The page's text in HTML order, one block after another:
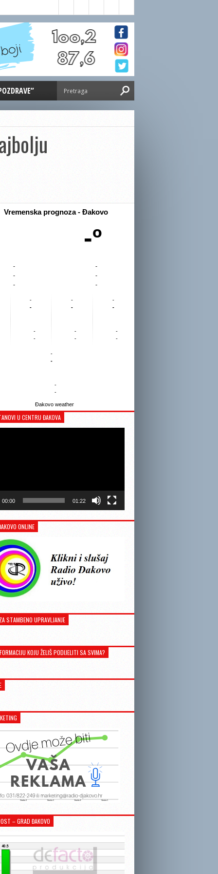
Vremenska prognoza - Đakovo
-º
-
-
-
-
-
-
-
-
-
-
-
-
-
-
-
-
-
-
-
-
-
-
Đakovo weather
U CENTRU ĐAKOVA
00:00 01:22
ONLINE
STAMBENO UPRAVLJANJE
KOJU ŽELIŠ PODIJELITI SA SVIMA?
– GRAD ĐAKOVO